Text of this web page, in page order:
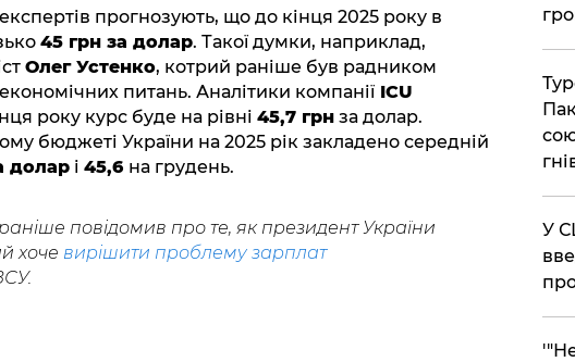
прогнозують, що до кінця 2025 року в
45 грн за долар. Такої думки, наприклад,
Олег Устенко, котрий раніше був радником
питань. Аналітики компаніїICU
року курс буде на рівні 45,7 грнза долар.
бюджеті України на 2025 рік закладено середній
доларі 45,6 на грудень.
повідомив про те, як президент України
хоче вирішити проблему зарплат
​У